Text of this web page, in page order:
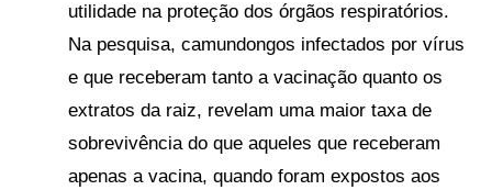
utilidade na proteção dos órgãos respiratórios.
Na pesquisa, camundongos infectados por vírus
e que receberam tanto a vacinação quanto os
extratos da raiz, revelam uma maior taxa de
sobrevivência do que aqueles que receberam
apenas a vacina, quando foram expostos aos